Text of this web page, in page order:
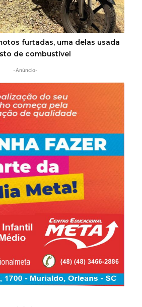
furtadas, uma delas usada
de combustível
-Anúncio-